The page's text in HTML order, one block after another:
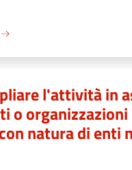
l'attività in
o
natura di enti